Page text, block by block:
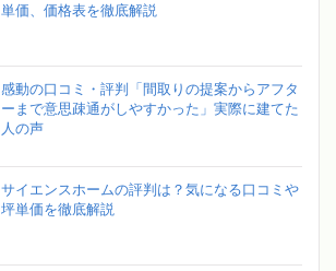
単価、価格表を徹底解説
感動の口コミ・評判「間取りの提案からアフタ
ーまで意思疎通がしやすかった」実際に建てた
人の声
サイエンスホームの評判は？気になる口コミや
坪単価を徹底解説